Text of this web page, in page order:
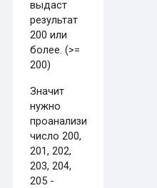
выдаст
результат
200 или
более. (>=
200)
Значит
нужно
проанализировать
число 200,
201, 202,
203, 204,
205 -